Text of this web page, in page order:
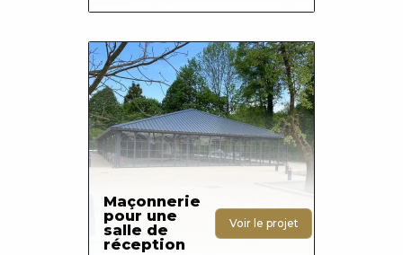
Photo
Maçonnerie
pour une
salle de
réception
Voir le projet